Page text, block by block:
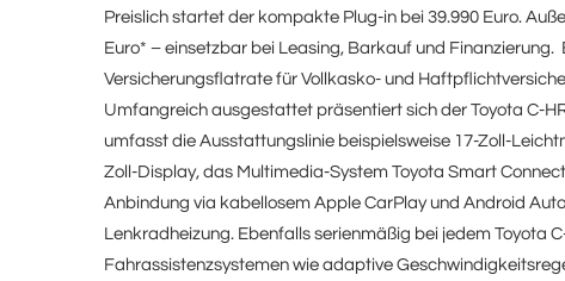
Preislich startet der kompakte Plug-in bei 39.990 Euro.
Euro* – einsetzbar bei Leasing, Barkauf und
Versicherungsflatrate für Vollkasko- und
Umfangreich ausgestattet präsentiert sich der Toyota C-
umfasst die Ausstattungslinie beispielsweise 17-Zoll-
Zoll-Display, das Multimedia-System Toyota Smart
Anbindung via kabellosem Apple CarPlay und Android
Lenkradheizung. Ebenfalls serienmäßig bei jedem Toyota
Fahrassistenzsystemen wie adaptive